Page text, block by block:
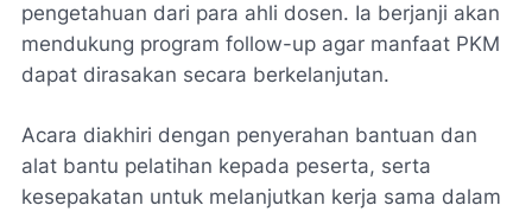
pengetahuan dari para ahli dosen. Ia berjanji akan
mendukung program follow-up agar manfaat PKM
dapat dirasakan secara berkelanjutan.
Acara diakhiri dengan penyerahan bantuan dan
alat bantu pelatihan kepada peserta, serta
kesepakatan untuk melanjutkan kerja sama dalam